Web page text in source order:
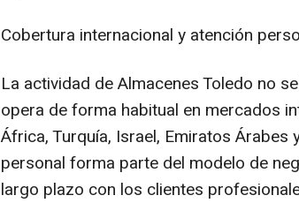
Cobertura internacional y atención
La actividad de Almacenes Toledo no
opera de forma habitual en mercados
África, Turquía, Israel, Emiratos Árabes
personal forma parte del modelo de
largo plazo con los clientes